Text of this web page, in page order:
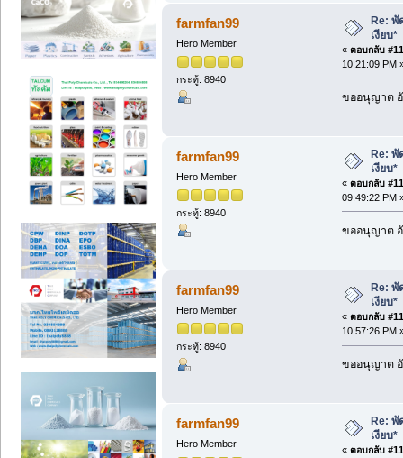
farmfan99
Hero Member
กระทู้: 8940
Re: พั
เงียบ*
« ตอบกลับ
10:21:09 PM
ขออนุญาต
farmfan99
Hero Member
กระทู้: 8940
Re: พั
เงียบ*
« ตอบกลับ
09:49:22 PM
ขออนุญาต
farmfan99
Hero Member
กระทู้: 8940
Re: พั
เงียบ*
« ตอบกลับ
10:57:26 PM
ขออนุญาต
farmfan99
Hero Member
Re: พั
เงียบ*
« ตอบกลับ